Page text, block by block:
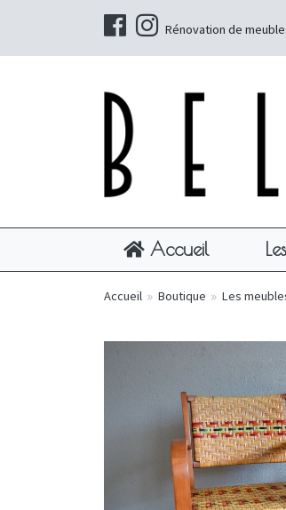
Rénovation de
Accueil
Accueil » Boutique » Les